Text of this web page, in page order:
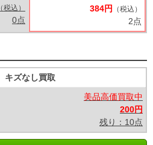
（税込）
0点
384円 （税込）
2点
キズなし買取
美品高価買取中
200円
残り：10点